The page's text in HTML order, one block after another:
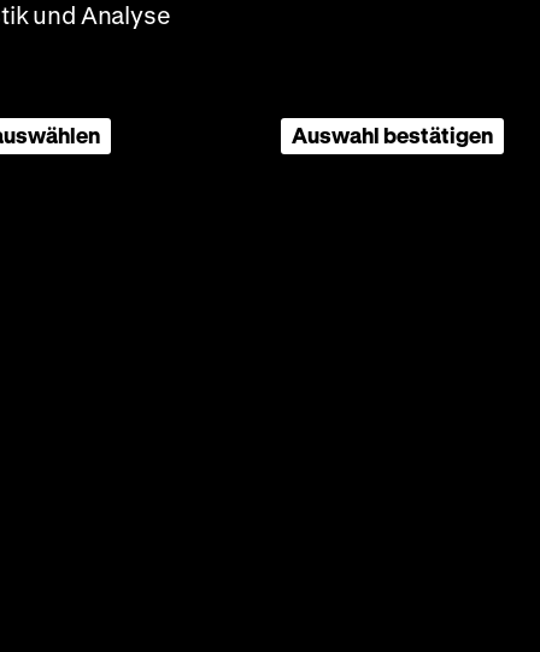
in Form des Corona-Virus
und Analyse
Auswahl bestätigen